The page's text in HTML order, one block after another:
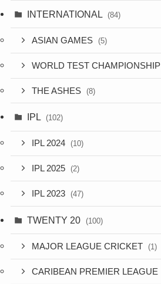
INTERNATIONAL (84)
ASIAN GAMES (5)
WORLD TEST CHAMPIONSHIP
THE ASHES (8)
IPL (102)
IPL 2024 (10)
IPL 2025 (2)
IPL 2023 (47)
TWENTY 20 (100)
MAJOR LEAGUE CRICKET (1)
CARIBEAN PREMIER LEAGUE